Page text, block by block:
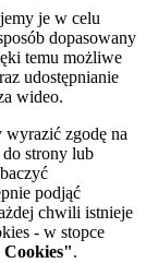
je w celu
dopasowany
temu możliwe
udostępnianie
wideo.
wyrazić zgodę na
strony lub
podjąć
chwili istnieje
- w stopce
.